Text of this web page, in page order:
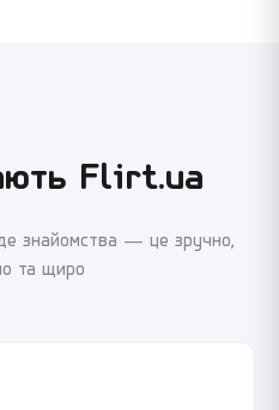
реєстрацію
Flirt.ua
знайомства — це зручно,
та щиро
реєстрацію